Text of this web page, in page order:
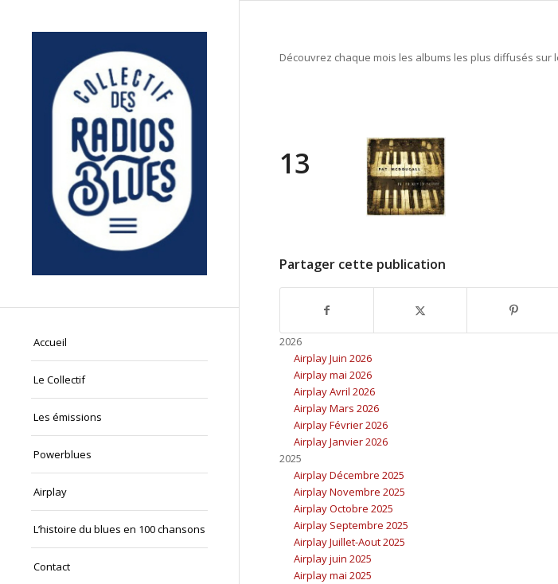
Accueil
Le Collectif
Les émissions
Powerblues
Airplay
L’histoire du blues en 100 chansons
Contact
Découvrez chaque mois les albums les plus diffusés
13
Partager cette publication
2026
Airplay Juin 2026
Airplay mai 2026
Airplay Avril 2026
Airplay Mars 2026
Airplay Février 2026
Airplay Janvier 2026
2025
Airplay Décembre 2025
Airplay Novembre 2025
Airplay Octobre 2025
Airplay Septembre 2025
Airplay Juillet-Aout 2025
Airplay juin 2025
Airplay mai 2025